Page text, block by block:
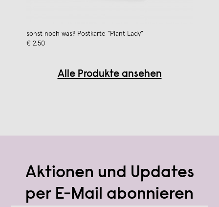
sonst noch was? Postkarte "Plant Lady"
€ 2,50
Alle Produkte ansehen
Aktionen und Updates
per E-Mail abonnieren